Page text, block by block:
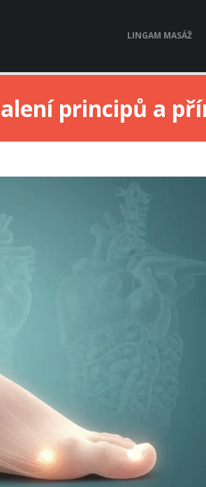
LINGAM MASÁŽ
principů a